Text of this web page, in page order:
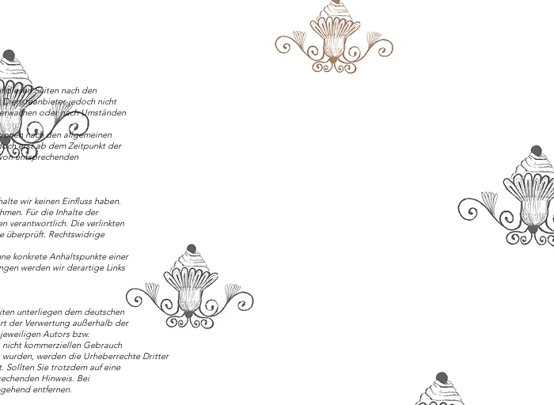
diesen Seiten nach den
jedoch nicht
oder nach Umständen
nach den allgemeinen
erst ab dem Zeitpunkt der
entsprechenden
wir keinen Einfluss haben.
Für die Inhalte der
verantwortlich. Die verlinkten
überprüft. Rechtswidrige
konkrete Anhaltspunkte einer
werden wir derartige Links
unterliegen dem deutschen
der Verwertung außerhalb der
Autors bzw.
kommerziellen Gebrauch
werden die Urheberrechte Dritter
Sollten Sie trotzdem auf eine
Hinweis. Bei
entfernen.